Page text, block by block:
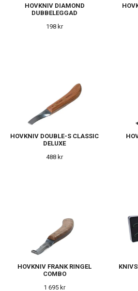
HOVKNIV DIAMOND
DUBBELEGGAD
198 kr
HOVKNIV DOUBLE-S CLASSIC
DELUXE
488 kr
HOVKNIV FRANK RINGEL
COMBO
1 695 kr